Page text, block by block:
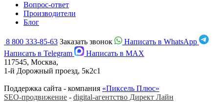
Вопрос-ответ
Производители
Блог
8 800 333-85-63 Заказать звонок
Написать в WhatsApp
Написать в Telegram
Написать в MAX
117545, Москва,
1-й Дорожный проезд, 5к2с1
Поддержка сайта - компания «Пиксель Плюс»
SEO-продвижение - digital-агентство Директ Лайн